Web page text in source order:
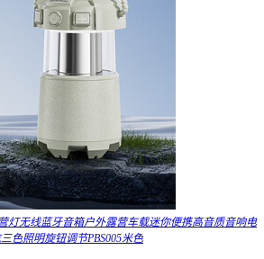
灯无线蓝牙音箱户外露营车载迷你便携高音质音响电
色照明旋钮调节PBS005米色